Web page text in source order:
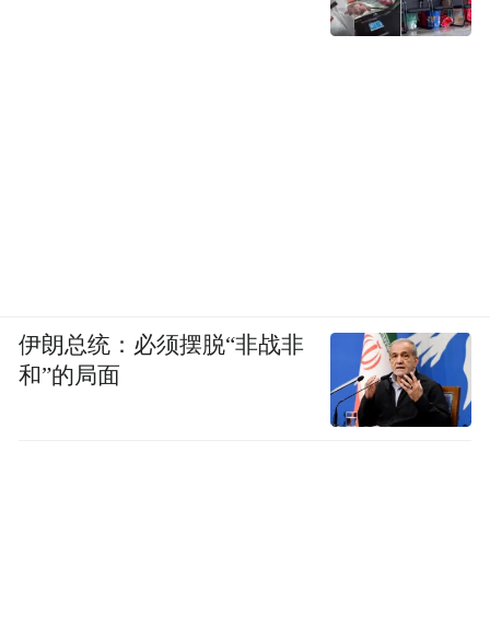
伊朗总统：必须摆脱“非战非
和”的局面